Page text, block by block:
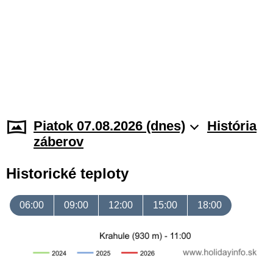
Piatok 07.08.2026 (dnes)
História
záberov
Historické teploty
06:00 09:00 12:00 15:00 18:00